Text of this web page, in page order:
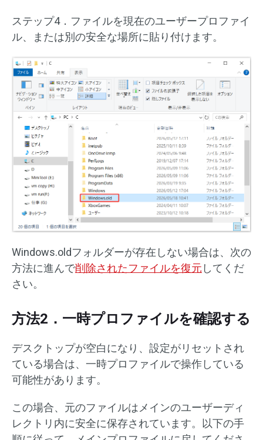
ステップ4．ファイルを現在のユーザープロファイ
ル、または別の安全な場所に貼り付けます。
Windows.oldフォルダーが存在しない場合は、次の
方法に進んで削除されたファイルを復元 してくだ
さい。
方法2．一時プロファイルを確認する
デスクトップが空白になり、設定がリセットされ
ている場合は、一時プロファイルで操作している
可能性があります。
この場合、元のファイルはメインのユーザーディ
レクトリ内に安全に保存されています。以下の手